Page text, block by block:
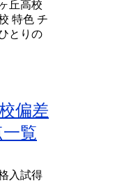
丘高校
特色 チ
とりの
偏差
覧
入試得